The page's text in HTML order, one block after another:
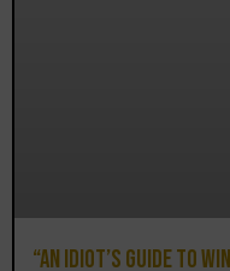
“An Idiot’s Guide to